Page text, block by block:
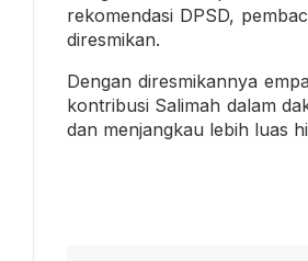
rekomendasi DPSD,
diresmikan.
Dengan diresmikannya
kontribusi Salimah dalam
dan menjangkau lebih luas